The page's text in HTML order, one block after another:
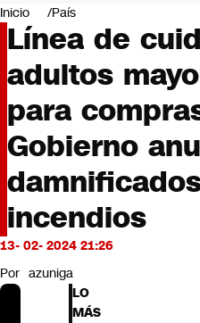
Negocios
Deportes
Programas completos
Cultura
Servicios
Bits
CNN tiempo
Futuro 360
Opinión
Inicio País
Línea de
adultos
para
Gobierno
incendios
13- 02- 2024 21:26
Por azuniga
LO
MÁS